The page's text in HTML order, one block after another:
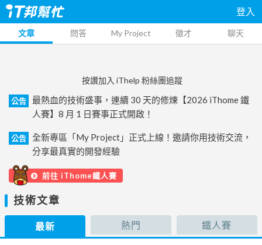
登入
文章 問答 My Project 徵才 聊天
按讚加入 iThelp 粉絲團追蹤
公告
最熱血的技術盛事，連續 30 天的修煉【2026 iThome 鐵
人賽】8 月 1 日賽事正式開啟！
公告
全新專區「My Project」正式上線！邀請你用技術交流，
分享最真實的開發經驗
前往 iThome鐵人賽
技術文章
最新 熱門 鐵人賽